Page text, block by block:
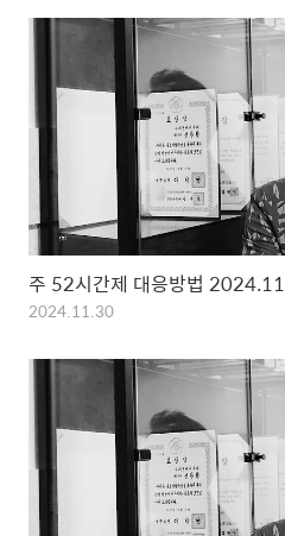
주 52시간제 대응방법 2024.11
2024.11.30